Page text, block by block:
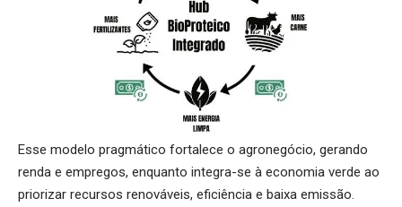
Esse modelo pragmático fortalece o agronegócio, gerando
renda e empregos, enquanto integra-se à economia verde ao
priorizar recursos renováveis, eficiência e baixa emissão.